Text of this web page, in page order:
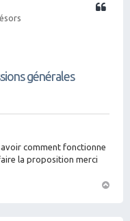
générales
Citation
comment fonctionne
la proposition merci